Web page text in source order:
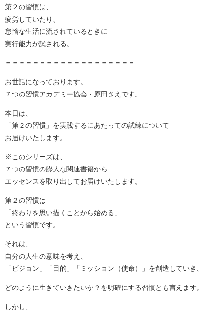
第２の習慣は、
疲労していたり、
怠惰な生活に流されているときに
実行能力が試される。
＝＝＝＝＝＝＝＝＝＝＝＝＝＝＝＝＝＝＝
お世話になっております。
７つの習慣アカデミー協会・原田さえです。
本日は、
「第２の習慣」を実践するにあたっての試練について
お届けいたします。
※このシリーズは、
７つの習慣の膨大な関連書籍から
エッセンスを取り出してお届けいたします。
第２の習慣は
「終わりを思い描くことから始める」
という習慣です。
それは、
自分の人生の意味を考え、
「ビジョン」「目的」「ミッション（使命）」を創造していき、
どのように生きていきたいか？を明確にする習慣とも言えます。
しかし、